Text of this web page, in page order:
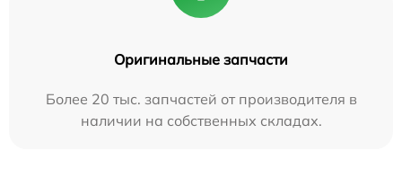
Оригинальные запчасти
Более 20 тыс. запчастей от производителя в
наличии на собственных складах.